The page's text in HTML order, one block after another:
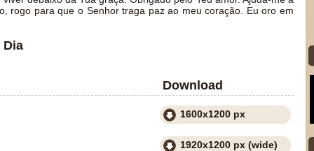
rogo para que o Senhor traga paz ao meu coração. Eu oro em
Dia
Download
1600x1200 px
1920x1200 px (wide)